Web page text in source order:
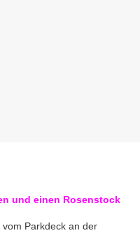
und einen Rosenstock
Parkdeck an der